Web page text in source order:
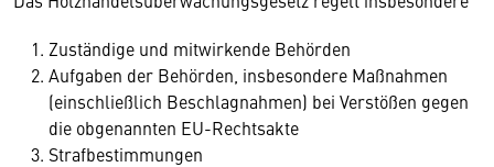
Zuständige und mitwirkende Behörden
Aufgaben der Behörden, insbesondere Maßnahmen
(einschließlich Beschlagnahmen) bei Verstößen gegen
die obgenannten EU-Rechtsakte
Strafbestimmungen